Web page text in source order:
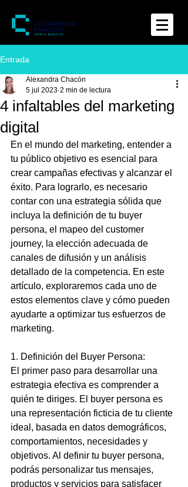
Entrada
4 infaltables del marketing
digital
Alexandra Chacón
5 jul 2023 2 min de lectura
En el mundo del marketing, entender a
tu público objetivo es esencial para
crear campañas efectivas y alcanzar el
éxito. Para lograrlo, es necesario
contar con una estrategia sólida que
incluya la definición de tu buyer
persona, el mapeo del customer
journey, la elección adecuada de
canales de difusión y un análisis
detallado de la competencia. En este
artículo, exploraremos cada uno de
estos elementos clave y cómo pueden
ayudarte a optimizar tus esfuerzos de
marketing.
1. Definición del Buyer Persona:
El primer paso para desarrollar una
estrategia efectiva es comprender a
quién te diriges. El buyer persona es
una representación ficticia de tu cliente
ideal, basada en datos demográficos,
comportamientos, necesidades y
objetivos. Al definir tu buyer persona,
podrás personalizar tus mensajes,
productos y servicios para satisfacer